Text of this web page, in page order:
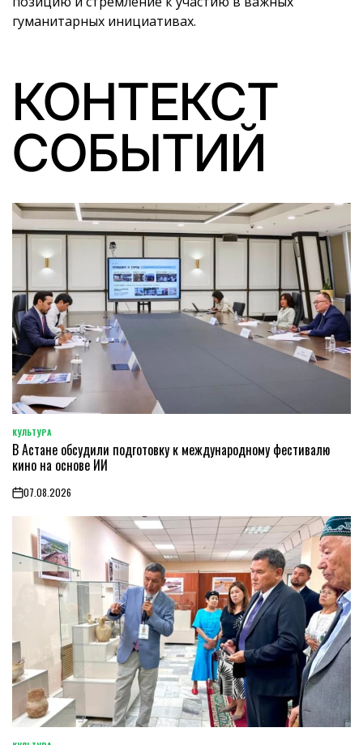
гуманитарных инициативах.
КОНТЕКСТ
СОБЫТИЙ
POSTED
IN
КУЛЬТУРА
В Астане обсудили подготовку к международному фестивалю
кино на основе ИИ
on07.08.2026